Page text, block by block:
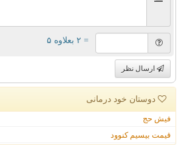
= ۲ بعلاوه ۵
ارسال نظر
دوستان خود درمانی
فیش حج
قیمت بیسیم کنوود